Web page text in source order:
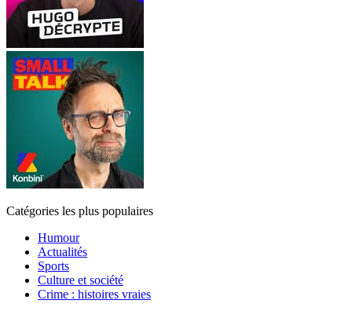
Catégories les plus populaires
Humour
Actualités
Sports
Culture et société
Crime : histoires vraies